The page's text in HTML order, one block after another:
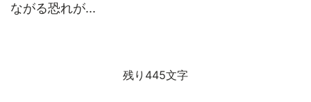
ながる恐れが...
残り445文字